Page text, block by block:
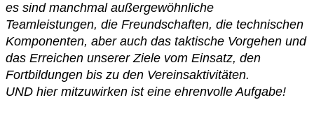
es sind manchmal außergewöhnliche
Teamleistungen, die Freundschaften, die technischen
Komponenten, aber auch das taktische Vorgehen und
das Erreichen unserer Ziele vom Einsatz, den
Fortbildungen bis zu den Vereinsaktivitäten.
UND hier mitzuwirken ist eine ehrenvolle Aufgabe!